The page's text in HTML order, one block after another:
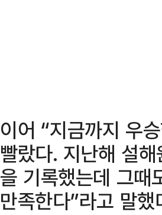
이어 “지금까지 우
빨랐다. 지난해 설
을 기록했는데 그때
만족한다”라고 말했